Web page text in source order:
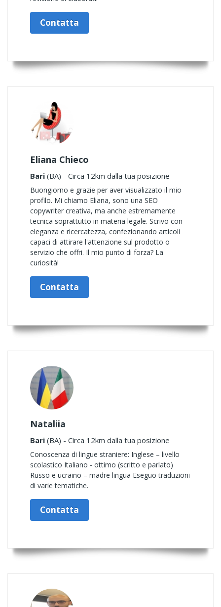
Contatta
Eliana Chieco
Bari (BA) - Circa 12km dalla tua posizione
Buongiorno e grazie per aver visualizzato il mio
profilo. Mi chiamo Eliana, sono una SEO
copywriter creativa, ma anche estremamente
tecnica soprattutto in materia legale. Scrivo con
eleganza e ricercatezza, confezionando articoli
capaci di attirare l'attenzione sul prodotto o
servizio che offri. Il mio punto di forza? La
curiosità!
Contatta
Nataliia
Bari (BA) - Circa 12km dalla tua posizione
Conoscenza di lingue straniere: Inglese – livello
scolastico Italiano - ottimo (scritto e parlato)
Russo e ucraino – madre lingua Eseguo traduzioni
di varie tematiche.
Contatta